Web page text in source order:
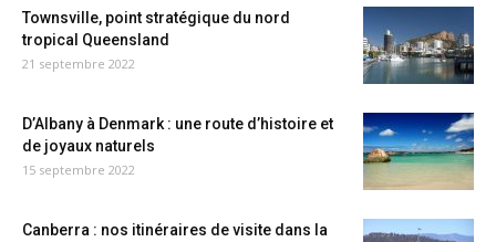
Townsville, point stratégique du nord
tropical Queensland
21 septembre 2022
D’Albany à Denmark : une route d’histoire et
de joyaux naturels
15 septembre 2022
Canberra : nos itinéraires de visite dans la